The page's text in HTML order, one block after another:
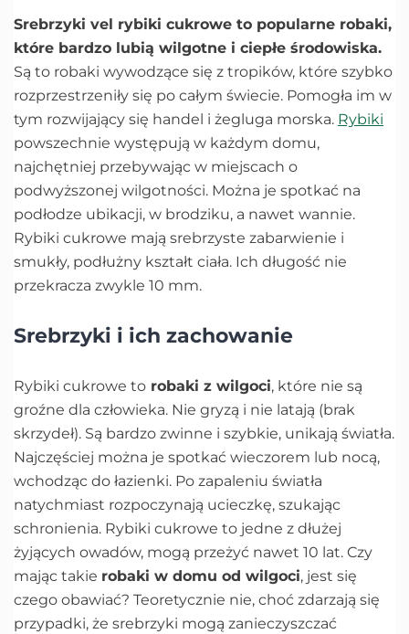
Srebrzyki vel rybiki cukrowe to popularne robaki,
które bardzo lubią wilgotne i ciepłe środowiska.
Są to robaki wywodzące się z tropików, które szybko
rozprzestrzeniły się po całym świecie. Pomogła im w
tym rozwijający się handel i żegluga morska. Rybiki
powszechnie występują w każdym domu,
najchętniej przebywając w miejscach o
podwyższonej wilgotności. Można je spotkać na
podłodze ubikacji, w brodziku, a nawet wannie.
Rybiki cukrowe mają srebrzyste zabarwienie i
smukły, podłużny kształt ciała. Ich długość nie
przekracza zwykle 10 mm.
Srebrzyki i ich zachowanie
Rybiki cukrowe to robaki z wilgoci, które nie są
groźne dla człowieka. Nie gryzą i nie latają (brak
skrzydeł). Są bardzo zwinne i szybkie, unikają światła.
Najczęściej można je spotkać wieczorem lub nocą,
wchodząc do łazienki. Po zapaleniu światła
natychmiast rozpoczynają ucieczkę, szukając
schronienia. Rybiki cukrowe to jedne z dłużej
żyjących owadów, mogą przeżyć nawet 10 lat. Czy
mając takie robaki w domu od wilgoci, jest się
czego obawiać? Teoretycznie nie, choć zdarzają się
przypadki, że srebrzyki mogą zanieczyszczać